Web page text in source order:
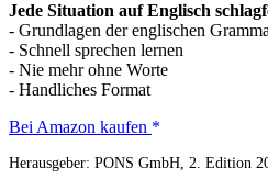
Jede Situation auf Englisch
- Grundlagen der englischen
- Schnell sprechen lernen
- Nie mehr ohne Worte
- Handliches Format
PONS
easy
Bei Amazon kaufen
Herausgeber: PONS GmbH, 2. Edition